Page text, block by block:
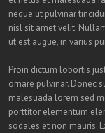
neque ut pulvinar
nisl sit amet velit.
ut est augue, in varius
Proin dictum lobortis
ornare pulvinar. Donec
malesuada lorem sed
porttitor elementum
sodales et non mauris.